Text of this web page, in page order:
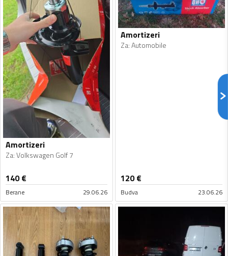
Amortizeri
Za:Volkswagen Golf 7
140€
Berane 29.06.26
Amortizeri
Za:Automobile
120€
Budva 23.06.26